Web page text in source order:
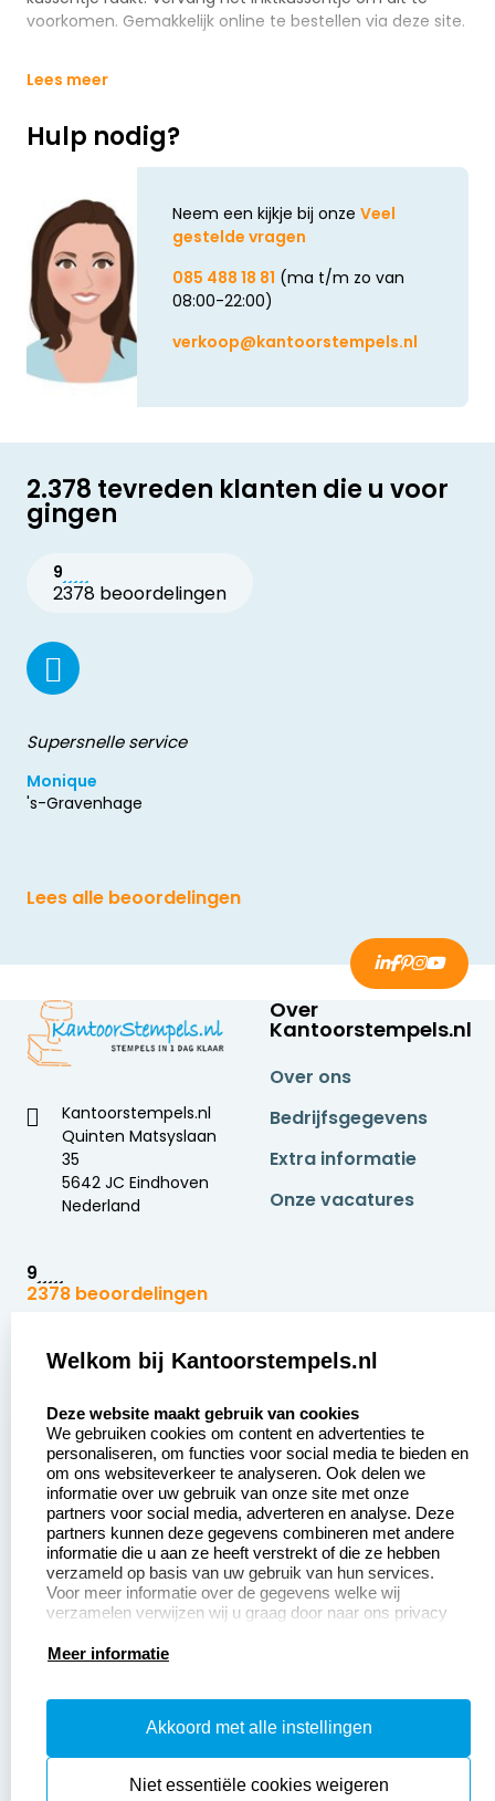
voorkomen. Gemakkelijk online te bestellen via deze site.
Lees meer
Hulp nodig?
Neem een kijkje bij onze Veel
gestelde vragen
085 488 18 81 (ma t/m zo van
08:00-22:00)
verkoop@kantoorstempels.nl
2.378 tevreden klanten die u voor
gingen
9
2378 beoordelingen
Supersnelle service
Monique
's-Gravenhage
Lees alle beoordelingen
Kantoorstempels.nl
Quinten Matsyslaan
35
5642 JC Eindhoven
Nederland
9
2378 beoordelingen
Over
Kantoorstempels.nl
Over ons
Bedrijfsgegevens
Extra informatie
Onze vacatures
Zakelijk:
Aanvraag op maat
Betaling &
Verzending
Wederverkoper
worden
Sale
Klantenservice:
Contact opnemen
Veel gestelde vragen
Retourneren
Herroepingsrecht
Productinformatie:
Instructiepagina
Safety Sheets
Welkom bij Kantoorstempels.nl
Deze website maakt gebruik van cookies
We gebruiken cookies om content en advertenties te
personaliseren, om functies voor social media te bieden en
om ons websiteverkeer te analyseren. Ook delen we
informatie over uw gebruik van onze site met onze
partners voor social media, adverteren en analyse. Deze
partners kunnen deze gegevens combineren met andere
informatie die u aan ze heeft verstrekt of die ze hebben
verzameld op basis van uw gebruik van hun services.
Voor meer informatie over de gegevens welke wij
verzamelen verwijzen wij u graag door naar ons privacy
Meer informatie
Akkoord met alle instellingen
Niet essentiële cookies weigeren